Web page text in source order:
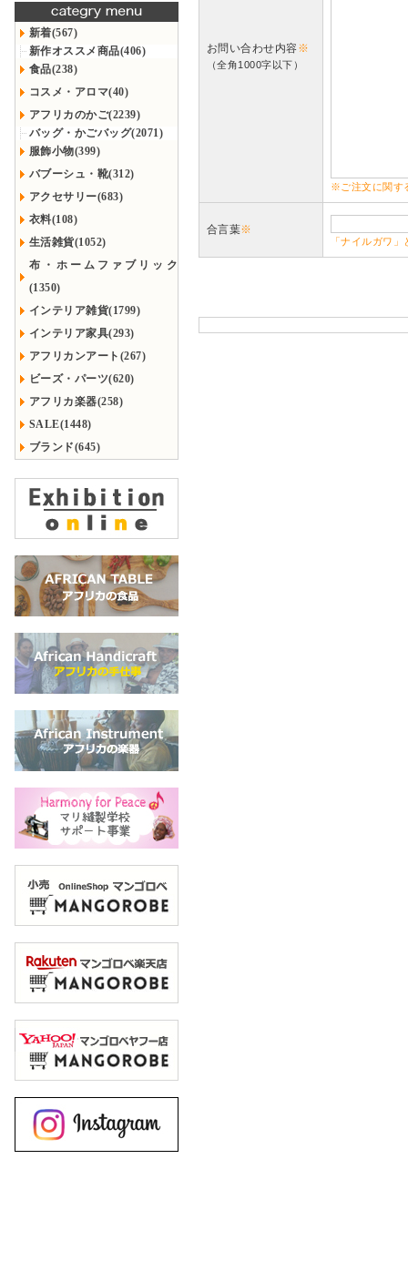
新着(567)
新作オススメ商品(406)
食品(238)
コスメ・アロマ(40)
アフリカのかご(2239)
バッグ・かごバッグ(2071)
服飾小物(399)
バブーシュ・靴(312)
アクセサリー(683)
衣料(108)
生活雑貨(1052)
布・ホームファブリック
(1350)
インテリア雑貨(1799)
インテリア家具(293)
アフリカンアート(267)
ビーズ・パーツ(620)
アフリカ楽器(258)
SALE(1448)
ブランド(645)
お問い合わせ内容※
（全角1000字以下）
※ご注文に関す
合言葉※
「ナイルガワ